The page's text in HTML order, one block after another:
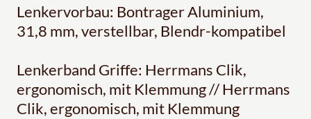
Lenkervorbau: Bontrager Aluminium,
31,8 mm, verstellbar, Blendr-kompatibel
Lenkerband Griffe: Herrmans Clik,
ergonomisch, mit Klemmung // Herrmans
Clik, ergonomisch, mit Klemmung